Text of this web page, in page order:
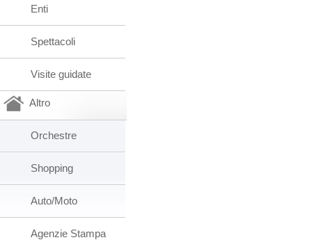
Enti
Spettacoli
Visite guidate
Altro
Orchestre
Shopping
Auto/Moto
Agenzie Stampa